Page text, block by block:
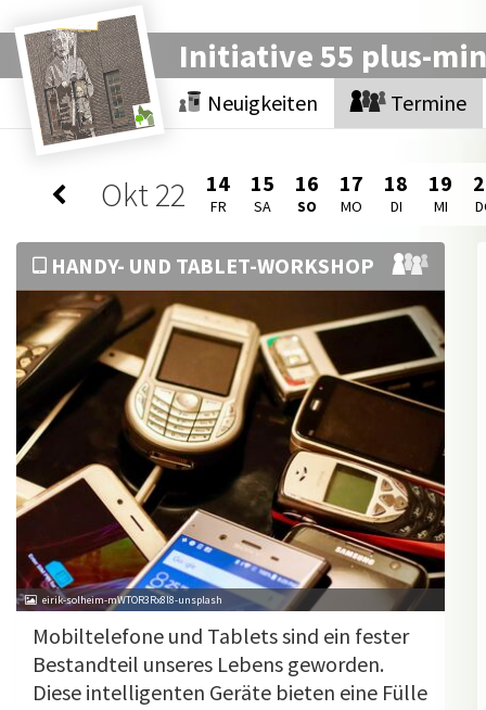
Initiative 55 plus-
Neuigkeiten Termine
Okt22 14
FR
15
SA
16
SO
17
MO
18
DI
19
MI
HANDY- UND TABLET-WORKSHOP
eirik-solheim-mWTOR3Rx8l8-unsplash
Mobiltelefone und Tablets sind ein fester
Bestandteil unseres Lebens geworden.
Diese intelligenten Geräte bieten eine Fülle